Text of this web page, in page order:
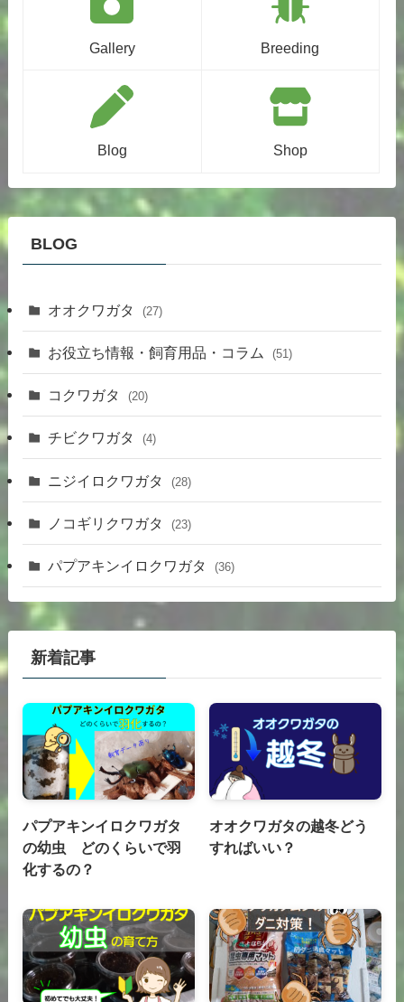
Gallery Breeding
Blog Shop
BLOG
オオクワガタ (27)
お役立ち情報・飼育用品・コラム (51)
コクワガタ (20)
チビクワガタ (4)
ニジイロクワガタ (28)
ノコギリクワガタ (23)
パプアキンイロクワガタ (36)
新着記事
パプアキンイロクワガタ
の幼虫 どのくらいで羽
化するの？
オオクワガタの越冬どう
すればいい？